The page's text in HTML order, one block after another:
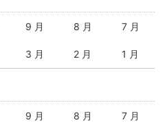
9 月 8 月 7 月
3 月 2 月 1 月
9 月 8 月 7 月